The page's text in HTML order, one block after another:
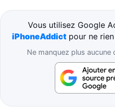
Vous utilisez Google
iPhoneAddict pour ne
Ne manquez plus aucune